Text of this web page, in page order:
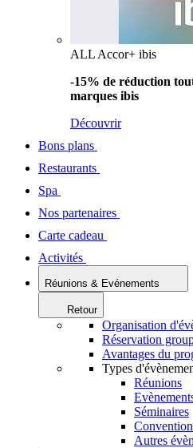
ALL Accor+ ibis
-15% de réduction
marques ibis
Découvrir
Bons plans
Restaurants
Spa
Nos partenaires
Carte cadeau
Activités
Réunions & Evénements
Retour
Organisation
Réservation
Avantages du
Types
Réunions
Séminaires
Autres